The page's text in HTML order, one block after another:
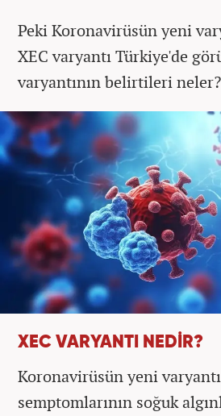
Peki Koronavirüsün yeni
XEC varyantı Türkiye'de
varyantının belirtileri neler?
XEC VARYANTI NEDİR?
Koronavirüsün yeni
semptomlarının soğuk